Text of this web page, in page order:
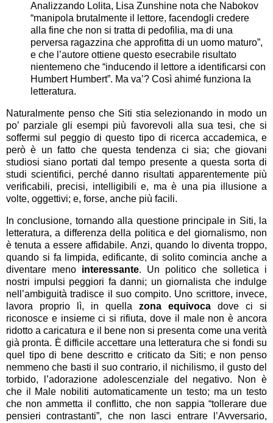
Analizzando Lolita, Lisa Zunshine nota che Nabokov
“manipola brutalmente il lettore, facendogli credere
alla fine che non si tratta di pedofilia, ma di una
perversa ragazzina che approfitta di un uomo maturo”,
e che l’autore ottiene questo esecrabile risultato
nientemeno che “inducendo il lettore a identificarsi con
Humbert Humbert”. Ma va’? Così ahimé funziona la
letteratura.
Naturalmente penso che Siti stia selezionando in modo un
po’ parziale gli esempi più favorevoli alla sua tesi, che si
soffermi sul peggio di questo tipo di ricerca accademica, e
però è un fatto che questa tendenza ci sia; che giovani
studiosi siano portati dal tempo presente a questa sorta di
studi scientifici, perché danno risultati apparentemente più
verificabili, precisi, intelligibili e, ma è una pia illusione a
volte, oggettivi; e, forse, anche più facili.
In conclusione, tornando alla questione principale in Siti, la
letteratura, a differenza della politica e del giornalismo, non
è tenuta a essere affidabile. Anzi, quando lo diventa troppo,
quando si fa limpida, edificante, di solito comincia anche a
diventare meno interessante. Un politico che solletica i
nostri impulsi peggiori fa danni; un giornalista che indulge
nell’ambiguità tradisce il suo compito. Uno scrittore, invece,
lavora proprio lì, in quella zona equivoca dove ci si
riconosce e insieme ci si rifiuta, dove il male non è ancora
ridotto a caricatura e il bene non si presenta come una verità
già pronta. È difficile accettare una letteratura che si fondi su
quel tipo di bene descritto e criticato da Siti; e non penso
nemmeno che basti il suo contrario, il nichilismo, il gusto del
torbido, l’adorazione adolescenziale del negativo. Non è
che il Male nobiliti automaticamente un testo; ma un testo
che non ammetta il conflitto, che non sappia “tollerare due
pensieri contrastanti”, che non lasci entrare l’Avversario,